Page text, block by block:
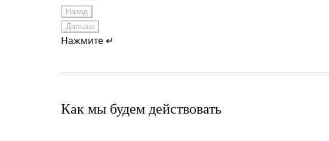
Назад
Дальше
Нажмите ↵
Как мы будем действовать